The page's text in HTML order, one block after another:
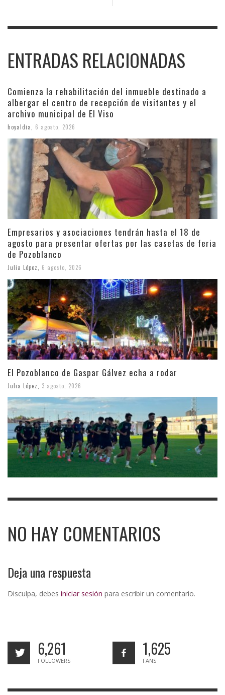
ENTRADAS RELACIONADAS
Comienza la rehabilitación del inmueble destinado a
albergar el centro de recepción de visitantes y el
archivo municipal de El Viso
hoyaldia 6 agosto, 2026
Empresarios y asociaciones tendrán hasta el 18 de
agosto para presentar ofertas por las casetas de feria
de Pozoblanco
Julia López 6 agosto, 2026
El Pozoblanco de Gaspar Gálvez echa a rodar
Julia López 3 agosto, 2026
NO HAY COMENTARIOS
Deja una respuesta
Disculpa, debes iniciar sesión para escribir un comentario.
6,261
FOLLOWERS
1,625
FANS